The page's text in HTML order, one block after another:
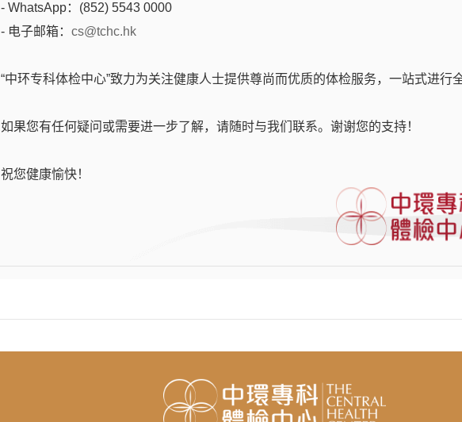
- WhatsApp：(852) 5543 0000
- 电子邮箱： cs@tchc.hk
“中环专科体检中心”致力为关注健康人士提供尊尚而优质的体检服务，一站式进行
如果您有任何疑问或需要进一步了解，请随时与我们联系。谢谢您的支持！
祝您健康愉快！